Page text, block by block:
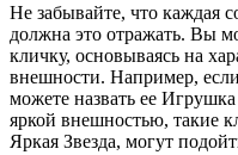
Не забывайте, что каждая
должна это отражать. Вы
кличку, основываясь на
внешности. Например,
можете назвать ее
яркой внешностью, такие
Яркая Звезда, могут